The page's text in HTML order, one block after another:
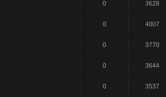
0 3628
0 4007
0 3770
0 3644
0 3537